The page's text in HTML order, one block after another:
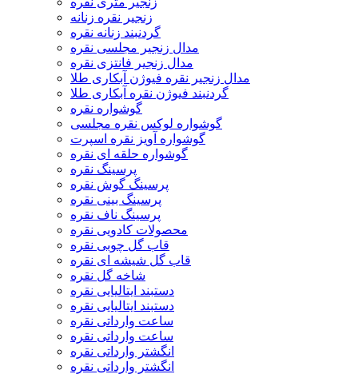
زنجیر نقره زنانه
گردنبند زنانه نقره
مدال زنجیر مجلسی نقره
مدال زنجیر فانتزی نقره
مدال زنجیر نقره فیوژن آبکاری طلا
گردنبند فیوژن نقره آبکاری طلا
گوشواره نقره
گوشواره لوکس نقره مجلسی
گوشواره آویز نقره اسپرت
گوشواره حلقه ای نقره
پرسینگ نقره
پرسینگ گوش نقره
پرسینگ بینی نقره
پرسینگ ناف نقره
محصولات کادویی نقره
قاب گل چوبی نقره
قاب گل شیشه ای نقره
شاخه گل نقره
دستبند ایتالیایی نقره
دستبند ایتالیایی نقره
ساعت وارداتی نقره
ساعت وارداتی نقره
انگشتر وارداتی نقره
انگشتر وارداتی نقره